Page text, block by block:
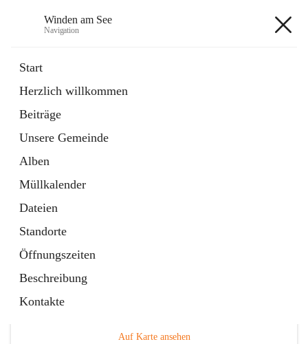
Winden am See
Navigation
Start
Herzlich willkommen
Beiträge
Unsere Gemeinde
Alben
Müllkalender
Dateien
Standorte
Öffnungszeiten
Beschreibung
Kontakte
Externe Webseite
in
Tab
Bebauungsplan
öffnet
in
neuem
Tab
Auf Karte ansehen